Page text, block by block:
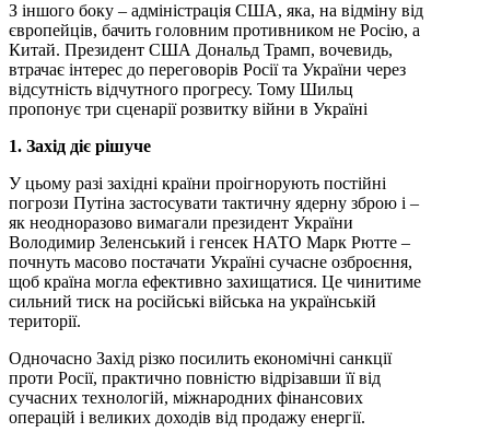
З іншого боку – адміністрація США, яка, на відміну від
європейців, бачить головним противником не Росію, а
Китай. Президент США Дональд Трамп, вочевидь,
втрачає інтерес до переговорів Росії та України через
відсутність відчутного прогресу. Тому Шильц
пропонує три сценарії розвитку війни в Україні
1. Захід діє рішуче
У цьому разі західні країни проігнорують постійні
погрози Путіна застосувати тактичну ядерну зброю і –
як неодноразово вимагали президент України
Володимир Зеленський і генсек НАТО Марк Рютте –
почнуть масово постачати Україні сучасне озброєння,
щоб країна могла ефективно захищатися. Це чинитиме
сильний тиск на російські війська на українській
території.
Одночасно Захід різко посилить економічні санкції
проти Росії, практично повністю відрізавши її від
сучасних технологій, міжнародних фінансових
операцій і великих доходів від продажу енергії.